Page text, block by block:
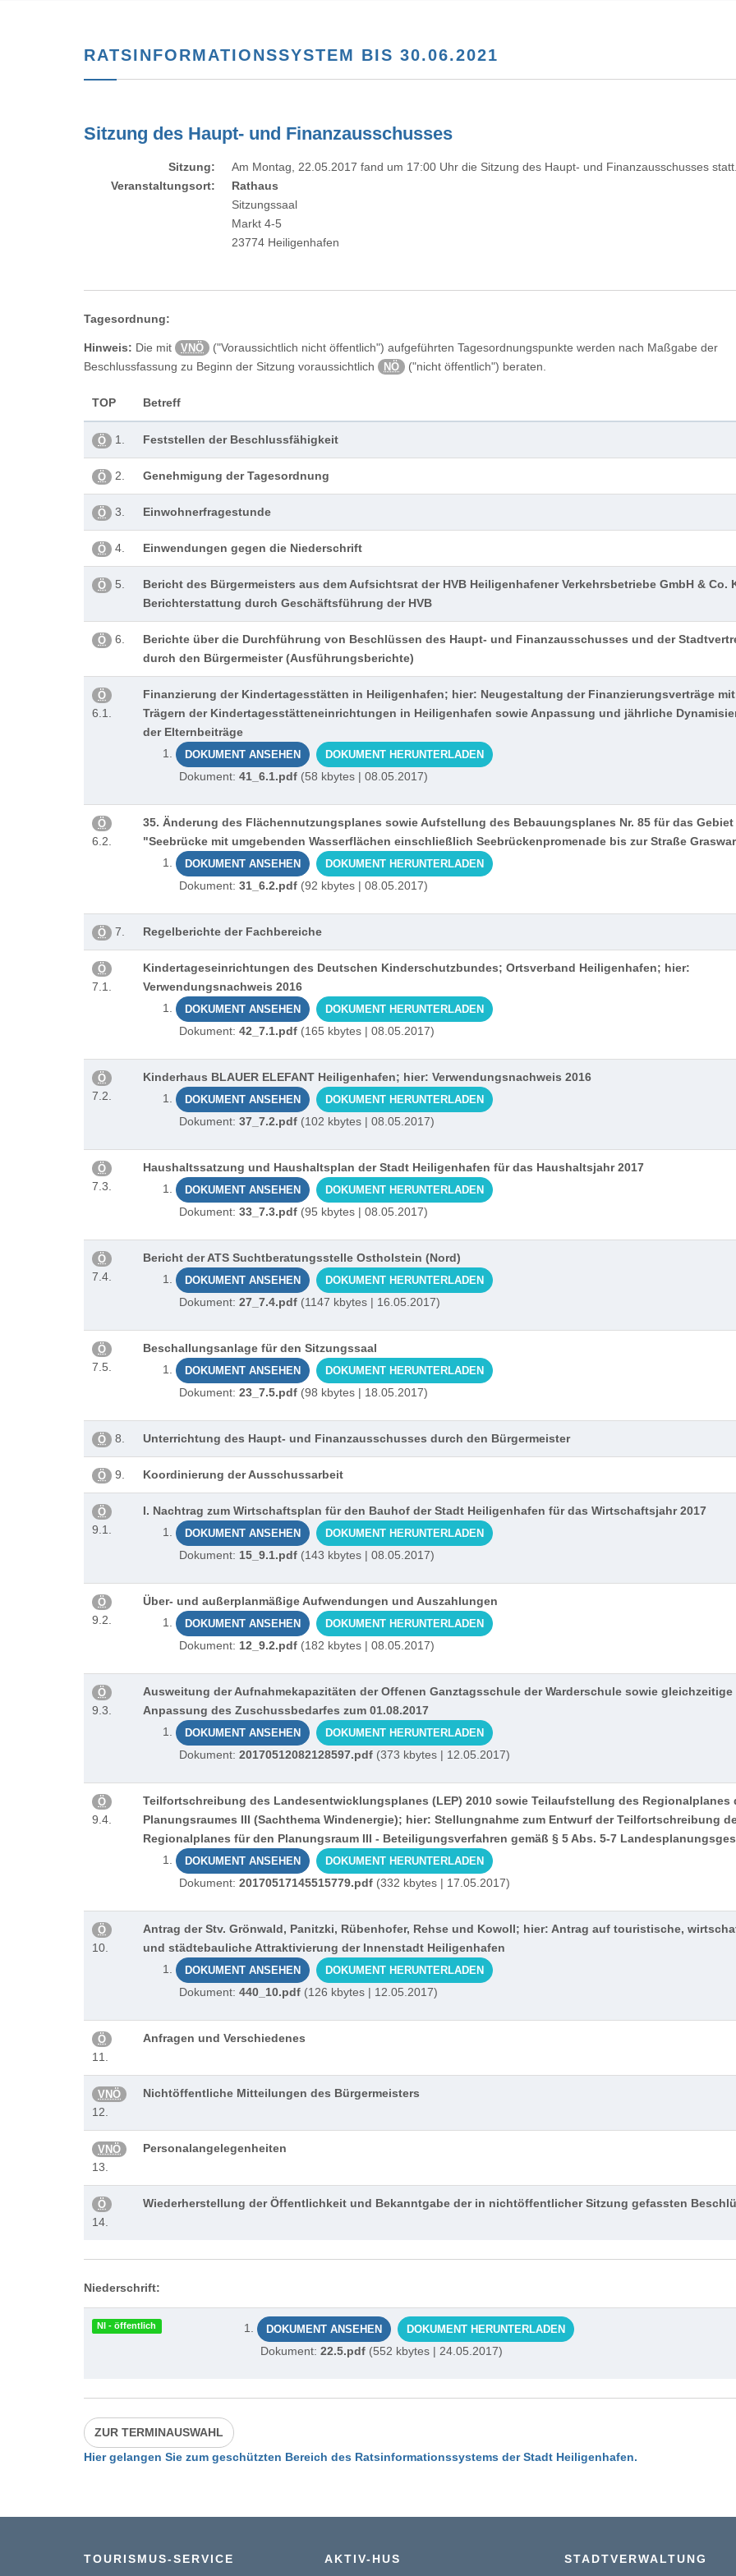
RATSINFORMATIONSSYSTEM BIS 30.06.2021
Sitzung des Haupt- und Finanzausschusses
Sitzung:
Am Montag, 22.05.2017 fand um 17:00 Uhr die Sitzung des Haupt- und Finanzausschusses statt.
Veranstaltungsort:
Rathaus
Sitzungssaal
Markt 4-5
23774 Heiligenhafen
Tagesordnung:
Hinweis: Die mit VNÖ
("Voraussichtlich nicht öffentlich") aufgeführten Tagesordnungspunkte werden nach Maßgabe der
Beschlussfassung zu Beginn der Sitzung voraussichtlich
NÖ ("nicht öffentlich") beraten.
TOP Betreff
Ö 1. Feststellen der Beschlussfähigkeit
Ö 2. Genehmigung der Tagesordnung
Ö 3. Einwohnerfragestunde
Ö 4. Einwendungen gegen die Niederschrift
Ö 5.
Bericht des Bürgermeisters aus dem Aufsichtsrat der HVB Heiligenhafener Verkehrsbetriebe GmbH & Co.
Berichterstattung durch Geschäftsführung der HVB
Ö 6.
Berichte über die Durchführung von Beschlüssen des Haupt- und Finanzausschusses und der
durch den Bürgermeister (Ausführungsberichte)
Ö
6.1.
Finanzierung der Kindertagesstätten in Heiligenhafen; hier: Neugestaltung der Finanzierungsverträge
Trägern der Kindertagesstätteneinrichtungen in Heiligenhafen sowie Anpassung und jährliche
der Elternbeiträge
DOKUMENT ANSEHEN DOKUMENT HERUNTERLADEN
Dokument: 41_6.1.pdf (58 kbytes | 08.05.2017)
Ö
6.2.
35. Änderung des Flächennutzungsplanes sowie Aufstellung des Bebauungsplanes Nr. 85 für das Gebiet
"Seebrücke mit umgebenden Wasserflächen einschließlich Seebrückenpromenade bis zur Straße
DOKUMENT ANSEHEN DOKUMENT HERUNTERLADEN
Dokument: 31_6.2.pdf (92 kbytes | 08.05.2017)
Ö 7. Regelberichte der Fachbereiche
Ö
7.1.
Kindertageseinrichtungen des Deutschen Kinderschutzbundes; Ortsverband Heiligenhafen; hier:
Verwendungsnachweis 2016
DOKUMENT ANSEHEN DOKUMENT HERUNTERLADEN
Dokument: 42_7.1.pdf (165 kbytes | 08.05.2017)
Ö
7.2.
Kinderhaus BLAUER ELEFANT Heiligenhafen; hier: Verwendungsnachweis 2016
DOKUMENT ANSEHEN DOKUMENT HERUNTERLADEN
Dokument: 37_7.2.pdf (102 kbytes | 08.05.2017)
Ö
7.3.
Haushaltssatzung und Haushaltsplan der Stadt Heiligenhafen für das Haushaltsjahr 2017
DOKUMENT ANSEHEN DOKUMENT HERUNTERLADEN
Dokument: 33_7.3.pdf (95 kbytes | 08.05.2017)
Ö
7.4.
Bericht der ATS Suchtberatungsstelle Ostholstein (Nord)
DOKUMENT ANSEHEN DOKUMENT HERUNTERLADEN
Dokument: 27_7.4.pdf (1147 kbytes | 16.05.2017)
Ö
7.5.
Beschallungsanlage für den Sitzungssaal
DOKUMENT ANSEHEN DOKUMENT HERUNTERLADEN
Dokument: 23_7.5.pdf (98 kbytes | 18.05.2017)
Ö 8. Unterrichtung des Haupt- und Finanzausschusses durch den Bürgermeister
Ö 9. Koordinierung der Ausschussarbeit
Ö
9.1.
I. Nachtrag zum Wirtschaftsplan für den Bauhof der Stadt Heiligenhafen für das Wirtschaftsjahr 2017
DOKUMENT ANSEHEN DOKUMENT HERUNTERLADEN
Dokument: 15_9.1.pdf (143 kbytes | 08.05.2017)
Ö
9.2.
Über- und außerplanmäßige Aufwendungen und Auszahlungen
DOKUMENT ANSEHEN DOKUMENT HERUNTERLADEN
Dokument: 12_9.2.pdf (182 kbytes | 08.05.2017)
Ö
9.3.
Ausweitung der Aufnahmekapazitäten der Offenen Ganztagsschule der Warderschule sowie gleichzeitige
Anpassung des Zuschussbedarfes zum 01.08.2017
DOKUMENT ANSEHEN DOKUMENT HERUNTERLADEN
Dokument: 20170512082128597.pdf (373 kbytes | 12.05.2017)
Ö
9.4.
Teilfortschreibung des Landesentwicklungsplanes (LEP) 2010 sowie Teilaufstellung des Regionalplanes
Planungsraumes III (Sachthema Windenergie); hier: Stellungnahme zum Entwurf der Teilfortschreibung
Regionalplanes für den Planungsraum III - Beteiligungsverfahren gemäß § 5 Abs. 5-7
DOKUMENT ANSEHEN DOKUMENT HERUNTERLADEN
Dokument: 20170517145515779.pdf (332 kbytes | 17.05.2017)
Ö
10.
Antrag der Stv. Grönwald, Panitzki, Rübenhofer, Rehse und Kowoll; hier: Antrag auf touristische,
und städtebauliche Attraktivierung der Innenstadt Heiligenhafen
DOKUMENT ANSEHEN DOKUMENT HERUNTERLADEN
Dokument: 440_10.pdf (126 kbytes | 12.05.2017)
Ö
11.
Anfragen und Verschiedenes
VNÖ
12.
Nichtöffentliche Mitteilungen des Bürgermeisters
VNÖ
13.
Personalangelegenheiten
Ö
14.
Wiederherstellung der Öffentlichkeit und Bekanntgabe der in nichtöffentlicher Sitzung gefassten
Niederschrift:
NI - öffentlich DOKUMENT ANSEHEN DOKUMENT HERUNTERLADEN
Dokument: 22.5.pdf (552 kbytes | 24.05.2017)
ZUR TERMINAUSWAHL
Hier gelangen Sie zum geschützten Bereich des Ratsinformationssystems der Stadt Heiligenhafen.
TOURISMUS-SERVICE AKTIV-HUS STADTVERWALTUNG